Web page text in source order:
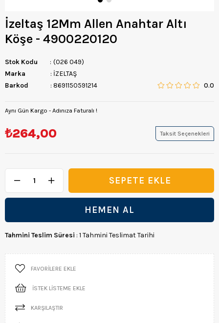
İzeltaş 12Mm Allen Anahtar Altı
Köşe - 4900220120
Stok Kodu
(026 049)
Marka
: İZELTAŞ
Barkod
: 8691150591214 0.0
Aynı Gün Kargo - Adınıza Faturalı !
₺264,00 Taksit Seçenekleri
Tahmini Teslim Süresi : 1 Tahmini Teslimat Tarihi
FAVORILERE EKLE
İSTEK LISTEME EKLE
KARŞILAŞTIR